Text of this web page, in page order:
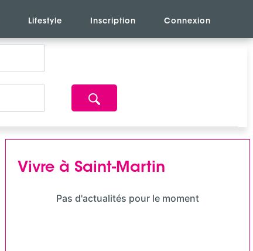
Lifestyle Inscription Connexion
Vivre à Saint-Martin
Pas d'actualités pour le moment